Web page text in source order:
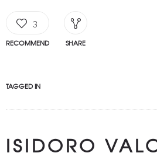
3
RECOMMEND SHARE
TAGGED IN
ISIDORO